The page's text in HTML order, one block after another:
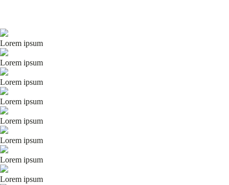
Lorem ipsum
Lorem ipsum
Lorem ipsum
Lorem ipsum
Lorem ipsum
Lorem ipsum
Lorem ipsum
Lorem ipsum